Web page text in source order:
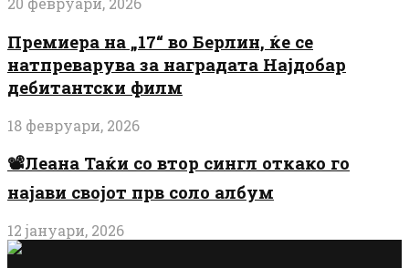
Премиера на „17“ во Берлин, ќе се
натпреварува за наградата Најдобар
дебитантски филм
18 февруари, 2026
📽️Леана Таќи со втор сингл откако го
најави својот прв соло албум
12 јануари, 2026